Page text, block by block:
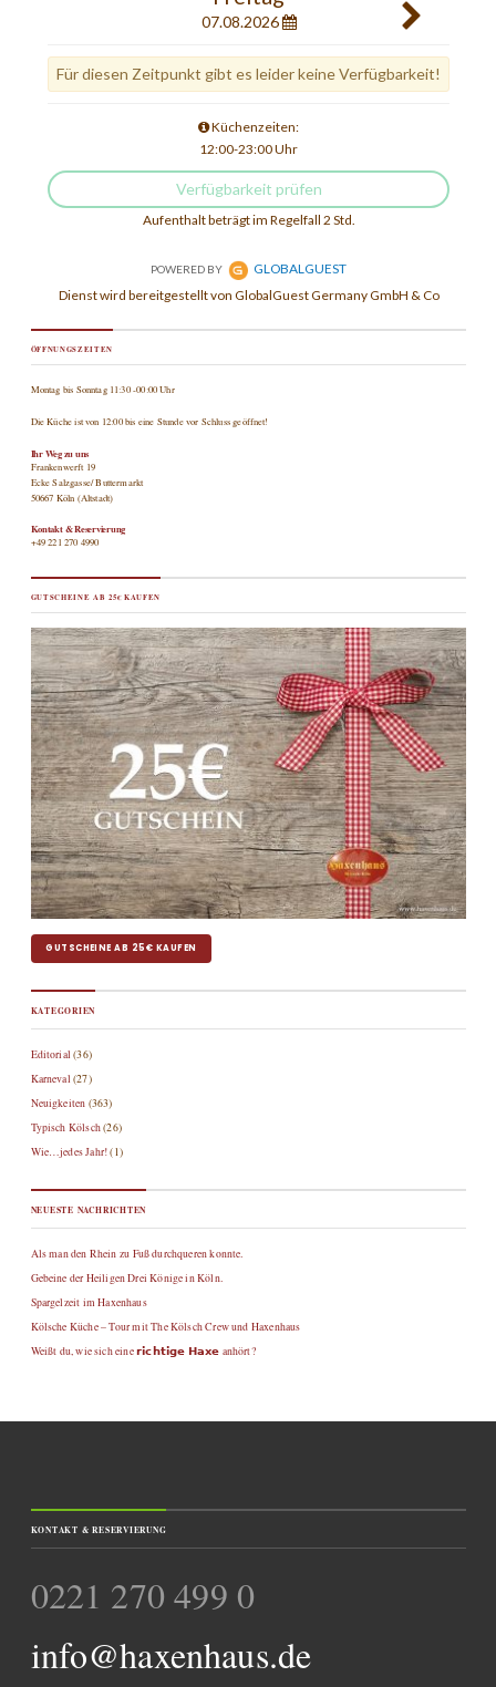
ÖFFNUNGSZEITEN
Montag bis Sonntag 11:30 -00:00 Uhr
Die Küche ist von 12:00 bis eine Stunde vor Schluss geöffnet!
Ihr Weg zu uns
Frankenwerft 19
Ecke Salzgasse/ Buttermarkt
50667 Köln (Altstadt)
Kontakt & Reservierung
+49 221 270 4990
GUTSCHEINE AB 25€ KAUFEN
GUTSCHEINE AB 25€ KAUFEN
KATEGORIEN
Editorial (36)
Karneval (27)
Neuigkeiten (363)
Typisch Kölsch(26)
Wie…jedes Jahr!(1)
NEUESTE NACHRICHTEN
Als man den Rhein zu Fuß durchqueren konnte.
Gebeine der Heiligen Drei Könige in Köln.
Spargelzeit im Haxenhaus
Kölsche Küche – Tour mit The Kölsch Crew und Haxenhaus
Weißt du, wie sich eine 𝗿𝗶𝗰𝗵𝘁𝗶𝗴𝗲 𝗛𝗮𝘅𝗲 anhört?
KONTAKT & RESERVIERUNG
0221 270 499 0
info@haxenhaus.de